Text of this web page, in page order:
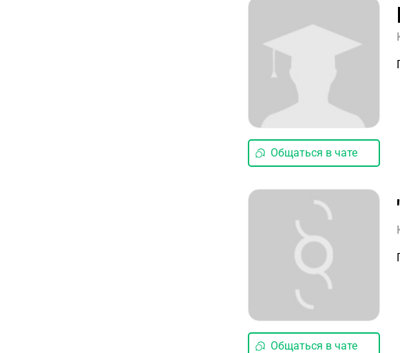
Общаться в чате
Общаться в чате